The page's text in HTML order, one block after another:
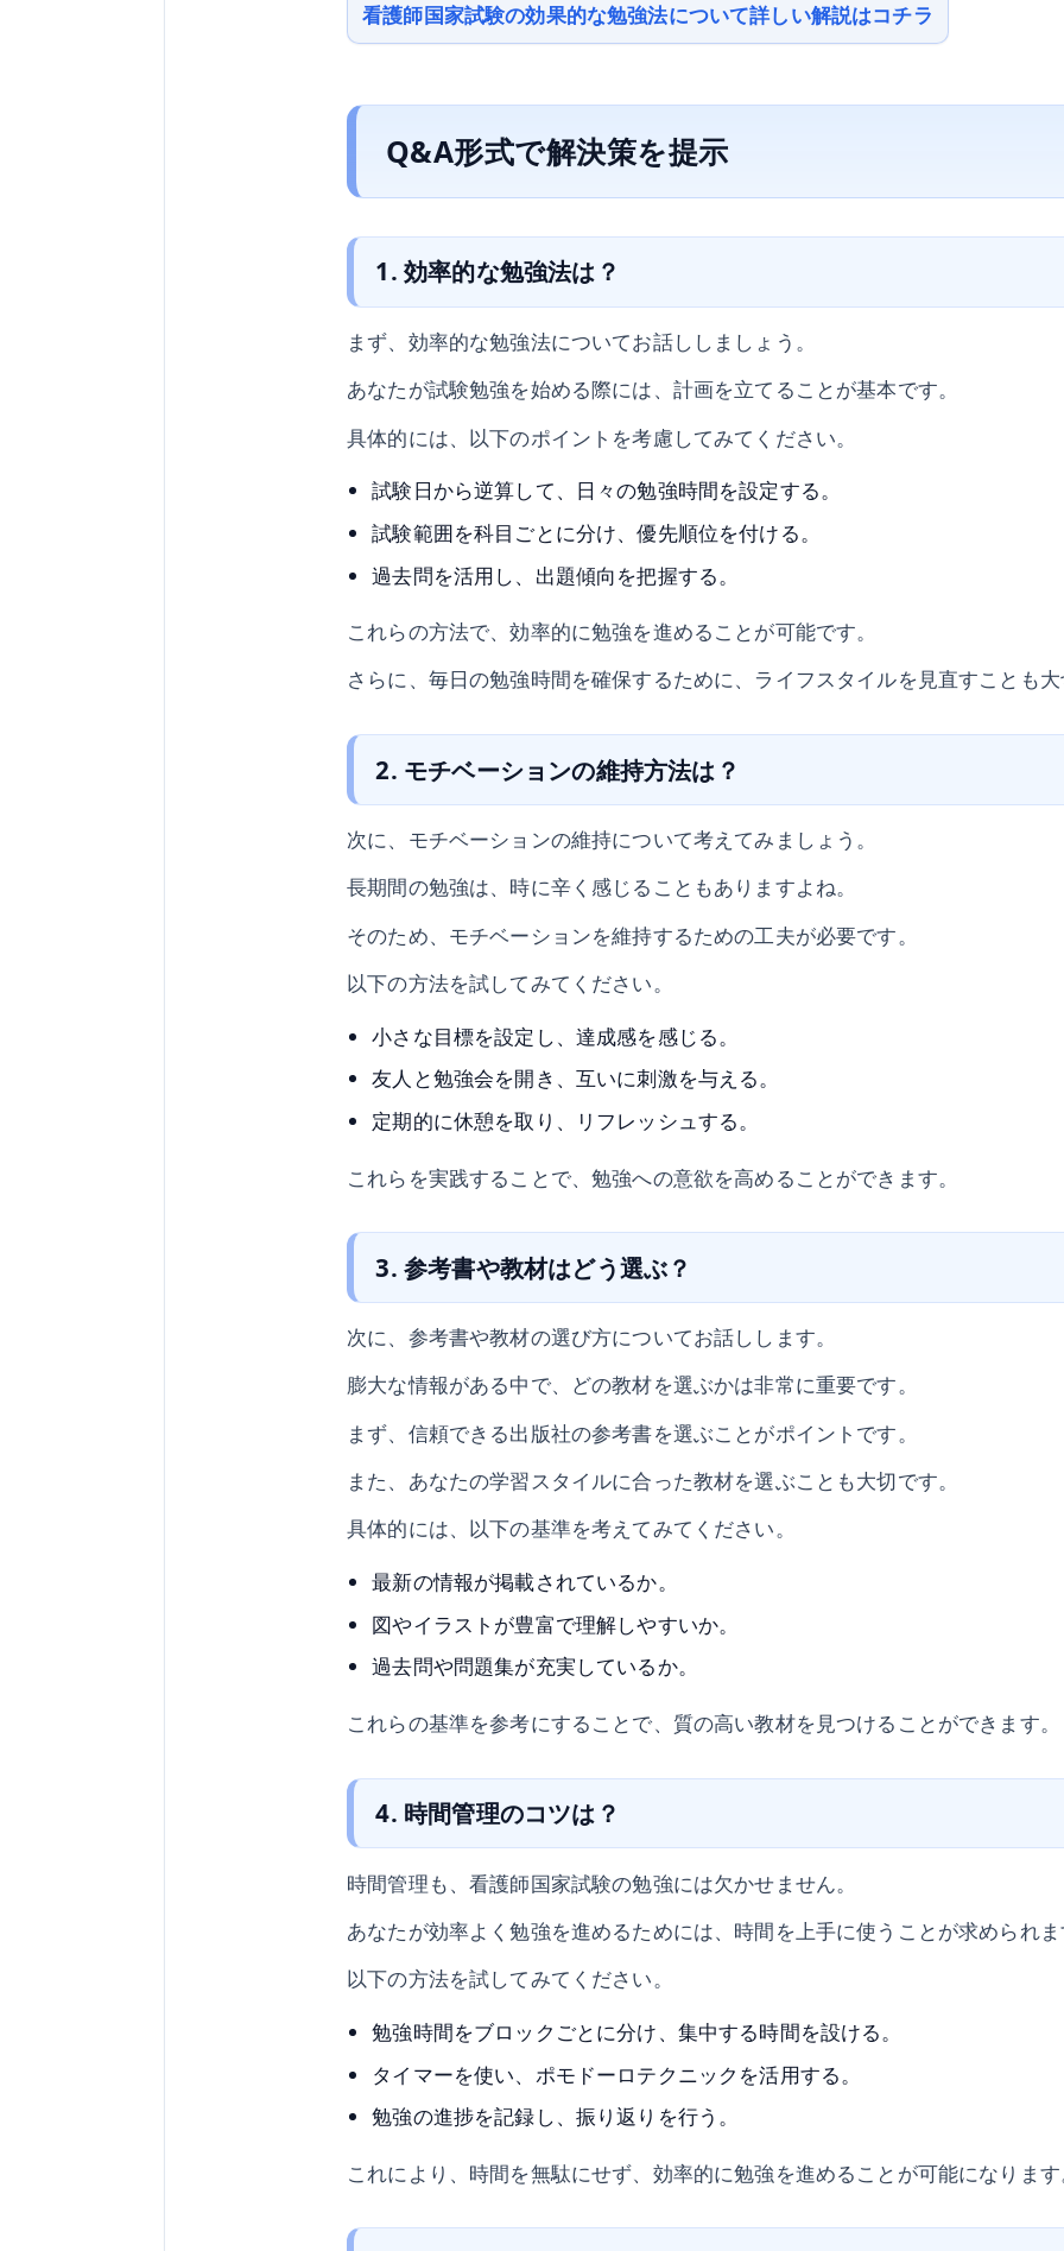
看護師国家試験の効果的な勉強法について詳しい解説はコチラ
Q&A形式で解決策を提示
1. 効率的な勉強法は？
まず、効率的な勉強法についてお話ししましょう。
あなたが試験勉強を始める際には、計画を立てることが基本です。
具体的には、以下のポイントを考慮してみてください。
試験日から逆算して、日々の勉強時間を設定する。
試験範囲を科目ごとに分け、優先順位を付ける。
過去問を活用し、出題傾向を把握する。
これらの方法で、効率的に勉強を進めることが可能です。
さらに、毎日の勉強時間を確保するために、ライフスタイルを見直すことも
2. モチベーションの維持方法は？
次に、モチベーションの維持について考えてみましょう。
長期間の勉強は、時に辛く感じることもありますよね。
そのため、モチベーションを維持するための工夫が必要です。
以下の方法を試してみてください。
小さな目標を設定し、達成感を感じる。
友人と勉強会を開き、互いに刺激を与える。
定期的に休憩を取り、リフレッシュする。
これらを実践することで、勉強への意欲を高めることができます。
3. 参考書や教材はどう選ぶ？
次に、参考書や教材の選び方についてお話しします。
膨大な情報がある中で、どの教材を選ぶかは非常に重要です。
まず、信頼できる出版社の参考書を選ぶことがポイントです。
また、あなたの学習スタイルに合った教材を選ぶことも大切です。
具体的には、以下の基準を考えてみてください。
最新の情報が掲載されているか。
図やイラストが豊富で理解しやすいか。
過去問や問題集が充実しているか。
これらの基準を参考にすることで、質の高い教材を見つけることができます。
4. 時間管理のコツは？
時間管理も、看護師国家試験の勉強には欠かせません。
あなたが効率よく勉強を進めるためには、時間を上手に使うことが求められ
以下の方法を試してみてください。
勉強時間をブロックごとに分け、集中する時間を設ける。
タイマーを使い、ポモドーロテクニックを活用する。
勉強の進捗を記録し、振り返りを行う。
これにより、時間を無駄にせず、効率的に勉強を進めることが可能になりま